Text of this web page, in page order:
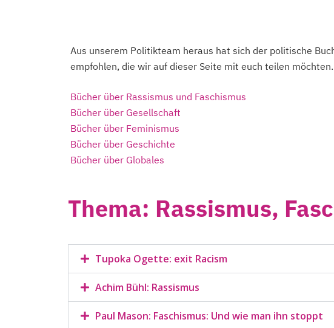
Aus unserem Politikteam heraus hat sich der politische
empfohlen, die wir auf dieser Seite mit euch teilen möchten.
Bücher über Rassismus und Faschismus
Bücher über Gesellschaft
Bücher über Feminismus
Bücher über Geschichte
Bücher über Globales
Thema: Rassismus,
Tupoka Ogette: exit Racism
Achim Bühl: Rassismus
Paul Mason: Faschismus: Und wie man ihn stoppt